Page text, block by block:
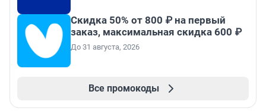
Скидка 50% от 800 ₽ на первый
заказ, максимальная скидка 600 ₽
До 31 августа, 2026
Все промокоды